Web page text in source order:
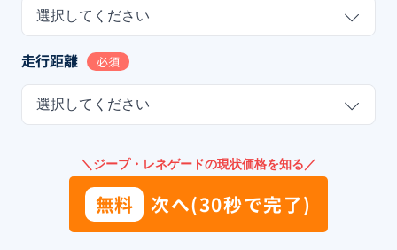
選択してください
走行距離 必須
選択してください
＼ジープ・レネゲードの現状価格を知る／
無料 次へ(30秒で完了)